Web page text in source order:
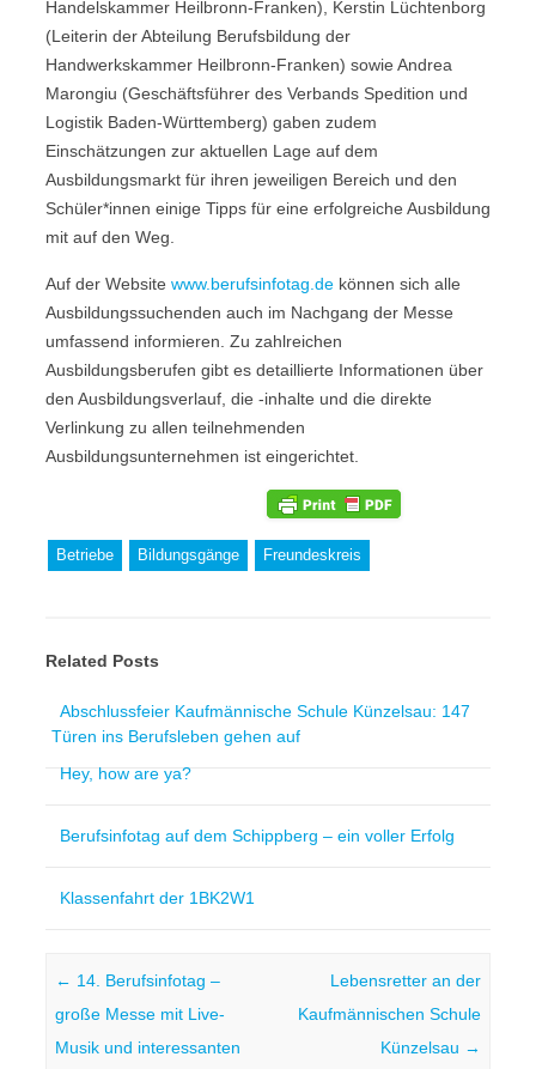
Handelskammer Heilbronn-Franken), Kerstin Lüchtenborg
(Leiterin der Abteilung Berufsbildung der
Handwerkskammer Heilbronn-Franken) sowie Andrea
Marongiu (Geschäftsführer des Verbands Spedition und
Logistik Baden-Württemberg) gaben zudem
Einschätzungen zur aktuellen Lage auf dem
Ausbildungsmarkt für ihren jeweiligen Bereich und den
Schüler*innen einige Tipps für eine erfolgreiche Ausbildung
mit auf den Weg.
Auf der Website www.berufsinfotag.de können sich alle
Ausbildungssuchenden auch im Nachgang der Messe
umfassend informieren. Zu zahlreichen
Ausbildungsberufen gibt es detaillierte Informationen über
den Ausbildungsverlauf, die -inhalte und die direkte
Verlinkung zu allen teilnehmenden
Ausbildungsunternehmen ist eingerichtet.
Betriebe Bildungsgänge Freundeskreis
Related Posts
Abschlussfeier Kaufmännische Schule Künzelsau: 147
Türen ins Berufsleben gehen auf
Hey, how are ya?
Berufsinfotag auf dem Schippberg – ein voller Erfolg
Klassenfahrt der 1BK2W1
Post navigation
← 14. Berufsinfotag –
große Messe mit Live-
Musik und interessanten
Lebensretter an der
Kaufmännischen Schule
Künzelsau →